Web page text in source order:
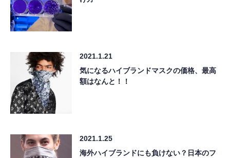
2021.1.21
気になるハイブランドマスクの価格、最高
額はなんと！！
2021.1.25
海外ハイブランドにも負けない？日本のフ